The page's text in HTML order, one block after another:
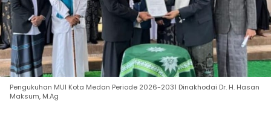
Pengukuhan MUI Kota Medan Periode 2026-2031 Dinakhodai Dr. H. Hasan
Maksum, M.Ag